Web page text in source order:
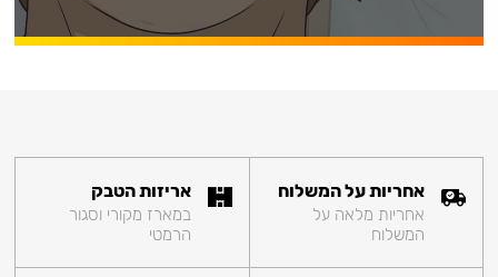
אחריות על המשלוח
אחריות מלאה על
המשלוח
אריזות הטבק
במארז מקורי וסגור
הרמטי